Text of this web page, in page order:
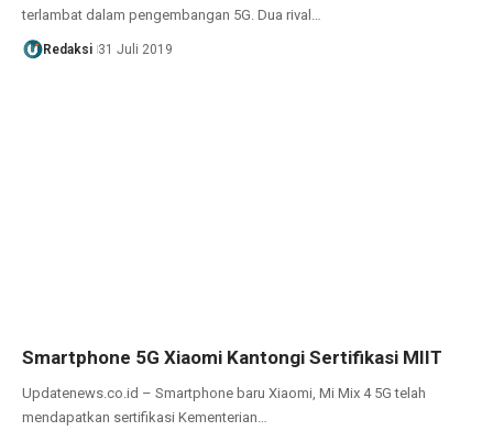
terlambat dalam pengembangan 5G. Dua rival…
Redaksi 31 Juli 2019
Smartphone 5G Xiaomi Kantongi Sertifikasi MIIT
Updatenews.co.id – Smartphone baru Xiaomi, Mi Mix 4 5G telah
mendapatkan sertifikasi Kementerian…